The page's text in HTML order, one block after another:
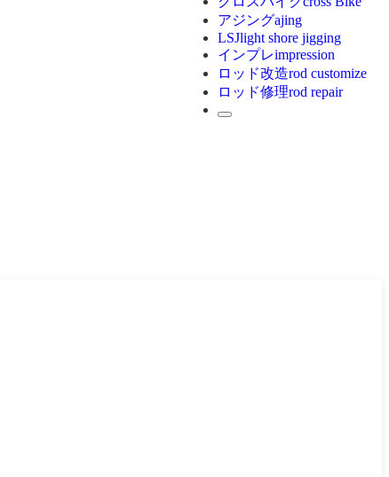
アジングajing
LSJlight shore jigging
インプレimpression
ロッド改造rod customize
ロッド修理rod repair